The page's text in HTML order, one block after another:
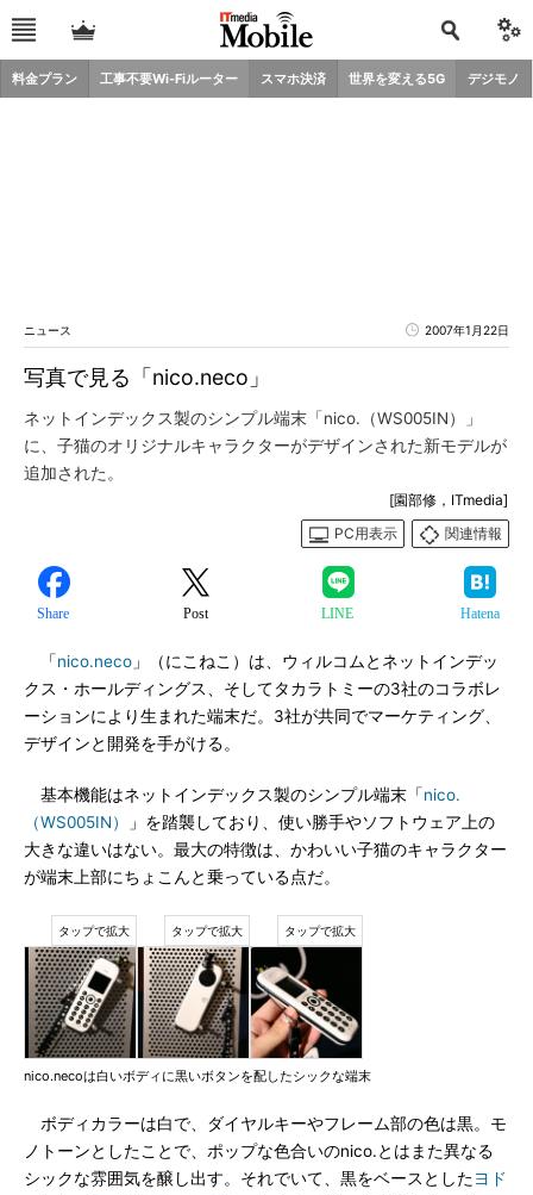
料金プラン 工事不要Wi-Fiルーター スマホ決済 世界を変える5G デジモノ
ニュース 2007年1月22日
写真で見る「nico.neco」
ネットインデックス製のシンプル端末「nico.（WS005IN）」
に、子猫のオリジナルキャラクターがデザインされた新モデルが
追加された。
[園部修，ITmedia]
PC用表示
関連情報
Share Post LINE Hatena
「nico.neco 」（にこねこ）は、ウィルコムとネットインデッ
クス・ホールディングス、そしてタカラトミーの3社のコラボレ
ーションにより生まれた端末だ。3社が共同でマーケティング、
デザインと開発を手がける。
基本機能はネットインデックス製のシンプル端末「nico.
（WS005IN）
」を踏襲しており、使い勝手やソフトウェア上の
大きな違いはない。最大の特徴は、かわいい子猫のキャラクター
が端末上部にちょこんと乗っている点だ。
nico.necoは白いボディに黒いボタンを配したシックな端末
ボディカラーは白で、ダイヤルキーやフレーム部の色は黒。モ
ノトーンとしたことで、ポップな色合いのnico.とはまた異なる
シックな雰囲気を醸し出す。それでいて、黒をベースとしたヨド